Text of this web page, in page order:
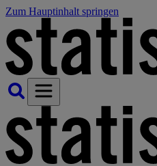
Zum Hauptinhalt springen